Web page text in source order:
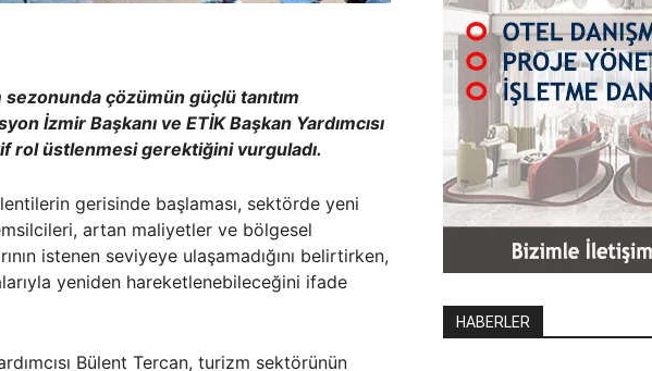
çözümün güçlü tanıtım
İzmir Başkanı ve ETİK Başkan Yardımcısı
rol üstlenmesi gerektiğini vurguladı.
gerisinde başlaması, sektörde yeni
artan maliyetler ve bölgesel
istenen seviyeye ulaşamadığını belirtirken,
yeniden hareketlenebileceğini ifade
Bülent Tercan, turizm sektörünün
HABERLER